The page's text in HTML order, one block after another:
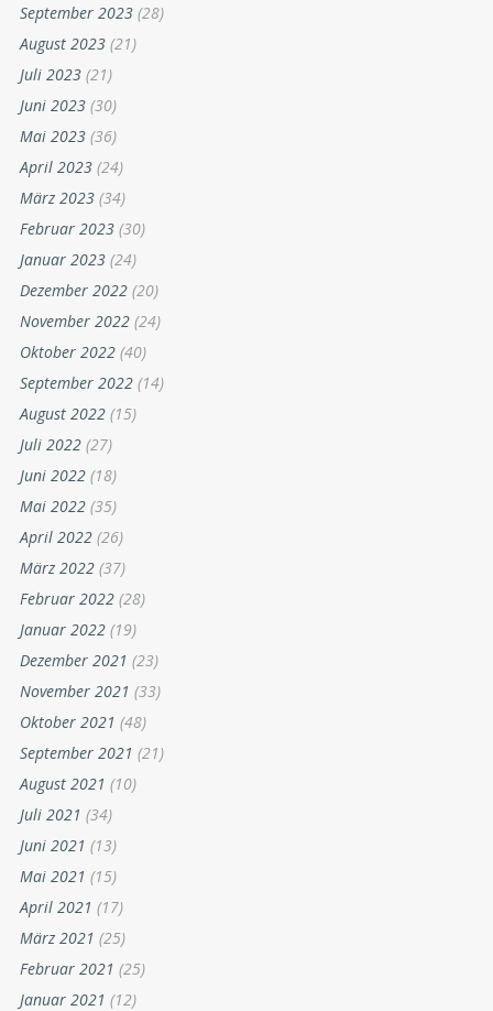
September 2023 (28)
August 2023 (21)
Juli 2023 (21)
Juni 2023 (30)
Mai 2023 (36)
April 2023 (24)
März 2023 (34)
Februar 2023 (30)
Januar 2023 (24)
Dezember 2022 (20)
November 2022 (24)
Oktober 2022 (40)
September 2022 (14)
August 2022 (15)
Juli 2022 (27)
Juni 2022 (18)
Mai 2022 (35)
April 2022 (26)
März 2022 (37)
Februar 2022 (28)
Januar 2022 (19)
Dezember 2021 (23)
November 2021 (33)
Oktober 2021 (48)
September 2021 (21)
August 2021 (10)
Juli 2021 (34)
Juni 2021 (13)
Mai 2021 (15)
April 2021 (17)
März 2021 (25)
Februar 2021 (25)
Januar 2021 (12)